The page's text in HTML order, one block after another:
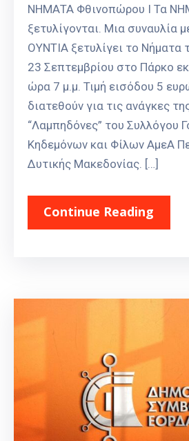
ΝΗΜΑΤΑ Φθινοπώρου Ι Τα
ξετυλίγονται. Μια συναυλία
ΟΥΝΤΙΑ ξετυλίγει το Νήματα
23 Σεπτεμβρίου στο Πάρκο
ώρα 7 μ.μ. Τιμή εισόδου 5
διατεθούν για τις ανάγκες
“Λαμπηδόνες” του Συλλόγου
Κηδεμόνων και Φίλων ΑμεΑ
Δυτικής Μακεδονίας. […]
Continue Reading